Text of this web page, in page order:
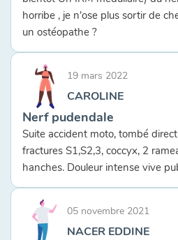
horribe , je n'ose plus sortir de
un ostéopathe ?
19 mars 2022
CAROLINE
Nerf pudendale
Suite accident moto, tombé
fractures S1,S2,3, coccyx, 2
hanches. Douleur intense vive
05 novembre 2021
NACER EDDINE